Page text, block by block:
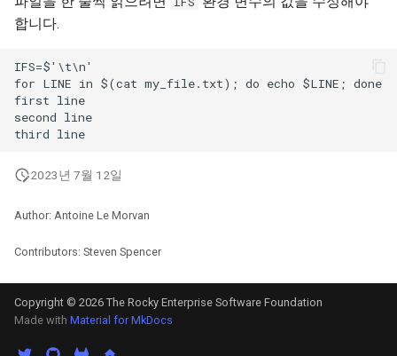
합니다.
IFS=$'\t\n'
for LINE in $(cat my_file.txt); do echo $LINE; done
first line
second line
2023년 7월 12일
Author: Antoine Le Morvan
Contributors: Steven Spencer
Copyright © 2026 The Rocky Enterprise Software Foundation
Made with Material for MkDocs